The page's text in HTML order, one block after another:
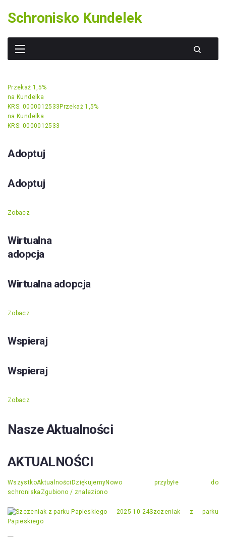
content
Schronisko Kundelek
Przekaż 1,5%
na Kundelka
KRS: 0000012533 Przekaż 1,5%
na Kundelka
KRS: 0000012533
Adoptuj
Adoptuj
Zobacz
Wirtualna
adopcja
Wirtualna adopcja
Zobacz
Wspieraj
Wspieraj
Zobacz
Nasze Aktualności
AKTUALNOŚCI
WszystkoAktualności DziękujemyNowo przybyłe do
schroniska Zgubiono / znaleziono
2025-10-24Szczeniak z parku
Papieskiego